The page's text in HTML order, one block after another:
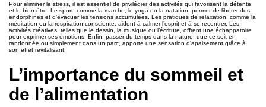
Pour éliminer le stress, il est essentiel de privilégier des activités qui favorisent la détente
et le bien-être. Le sport, comme la marche, le yoga ou la natation, permet de libérer des
endorphines et d’évacuer les tensions accumulées. Les pratiques de relaxation, comme la
méditation ou la respiration consciente, aident à calmer l’esprit et à se recentrer. Les
activités créatives, telles que le dessin, la musique ou l’écriture, offrent une échappatoire
pour exprimer ses émotions. Enfin, passer du temps dans la nature, que ce soit en
randonnée ou simplement dans un parc, apporte une sensation d’apaisement grâce à
son effet revitalisant.
L’importance du sommeil et
de l’alimentation